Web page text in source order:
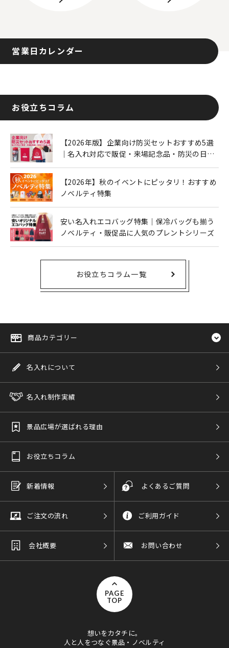
営業日カレンダー
お役立ちコラム
【2026年版】企業向け防災セットおすすめ5選
｜名入れ対応で販促・来場記念品・防災の日に
【2026年】秋のイベントにピッタリ！おすすめ
ノベルティ特集
安い名入れエコバッグ特集｜保冷バッグも揃う
ノベルティ・販促品に人気のプレントシリーズ
お役立ちコラム一覧
商品カテゴリー
名入れについて
名入れ制作実績
景品広場が選ばれる理由
お役立ちコラム
新着情報 よくあるご質問
ご注文の流れ ご利用ガイド
会社概要 お問い合わせ
PAGE
TOP
想いをカタチに。
人と人をつなぐ景品・ノベルティ